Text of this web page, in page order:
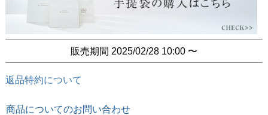
販売期間 2025/02/28 10:00 〜
返品特約について
商品についてのお問い合わせ